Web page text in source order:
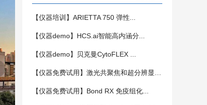
【仪器培训】ARIETTA 750 弹性...
【仪器demo】HCS.ai智能高内涵分...
【仪器demo】贝克曼CytoFLEX ...
【仪器免费试用】Bond RX 免疫组化...